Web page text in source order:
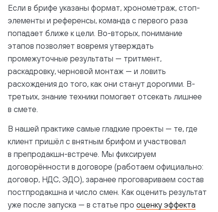
Если в брифе указаны формат, хронометраж, стоп-
элементы и референсы, команда с первого раза
попадает ближе к цели. Во-вторых, понимание
этапов позволяет вовремя утверждать
промежуточные результаты — тритмент,
раскадровку, черновой монтаж — и ловить
расхождения до того, как они станут дорогими. В-
третьих, знание техники помогает отсекать лишнее
в смете.
В нашей практике самые гладкие проекты — те, где
клиент пришёл с внятным брифом и участвовал
в препродакшн-встрече. Мы фиксируем
договорённости в договоре (работаем официально:
договор, НДС, ЭДО), заранее проговариваем состав
постпродакшна и число смен. Как оценить результат
уже после запуска — в статье про оценку эффекта